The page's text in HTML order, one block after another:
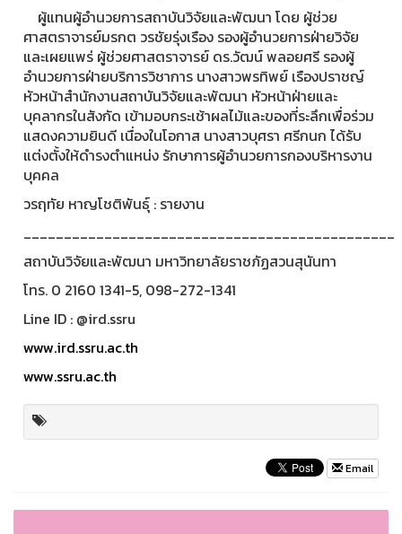
ผู้แทนผู้อำนวยการสถาบันวิจัยและพัฒนา โดย ผู้ช่วย
ศาสตราจารย์มรกต วรชัยรุ่งเรือง รองผู้อำนวยการฝ่ายวิจัย
และเผยแพร่ ผู้ช่วยศาสตราจารย์ ดร.วัฒน์ พลอยศรี รองผู้
อำนวยการฝ่ายบริการวิชาการ นางสาวพรทิพย์ เรืองปราชญ์
หัวหน้าสำนักงานสถาบันวิจัยและพัฒนา หัวหน้าฝ่ายและ
บุคลากรในสังกัด เข้ามอบกระเช้าผลไม้และของที่ระลึกเพื่อร่วม
แสดงความยินดี เนื่องในโอกาส นางสาวบุศรา ศรีกนก ได้รับ
แต่งตั้งให้ดำรงตำแหน่ง รักษาการผู้อำนวยการกองบริหารงาน
บุคคล
วรฤทัย หาญโชติพันธุ์ : รายงาน
______________________________________________
สถาบันวิจัยและพัฒนา มหาวิทยาลัยราชภัฏสวนสุนันทา
โทร. 0 2160 1341-5, 098-272-1341
Line ID : @ird.ssru
www.ird.ssru.ac.th
www.ssru.ac.th
Email